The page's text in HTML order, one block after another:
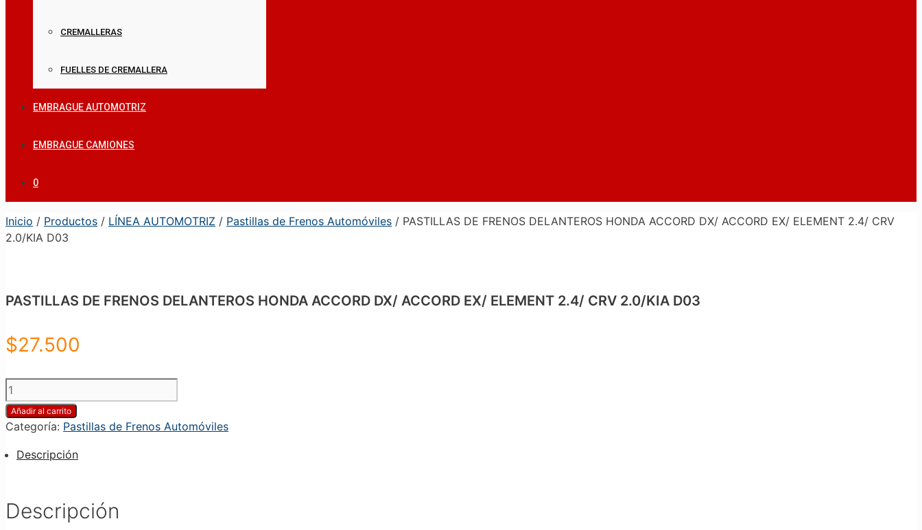
CREMALLERAS
FUELLES DE CREMALLERA
EMBRAGUE AUTOMOTRIZ
EMBRAGUE CAMIONES
0
Inicio / Productos / LÍNEA AUTOMOTRIZ / Pastillas de Frenos Automóviles / PASTILLAS DE FRENOS DELANTEROS HONDA ACCORD DX/ ACCORD EX/ ELEMENT 2.4/ CRV
2.0/KIA D03
PASTILLAS DE FRENOS DELANTEROS HONDA ACCORD DX/ ACCORD EX/ ELEMENT 2.4/ CRV 2.0/KIA D03
$27.500
PASTILLAS
DE
FRENOS
DELANTEROS
HONDA
ACCORD
EX/
Añadir al carrito
Categoría: Pastillas de Frenos Automóviles
Descripción
Descripción